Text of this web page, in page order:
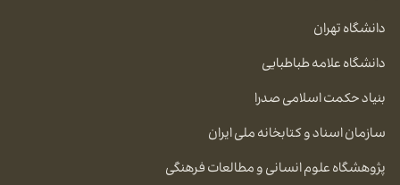
دانشگاه تهران
دانشگاه علامه طباطبایی
بنیاد حکمت اسلامی صدرا
سازمان اسناد و کتابخانه ملی ایران
پژوهشگاه علوم انسانی و مطالعات فرهنگی